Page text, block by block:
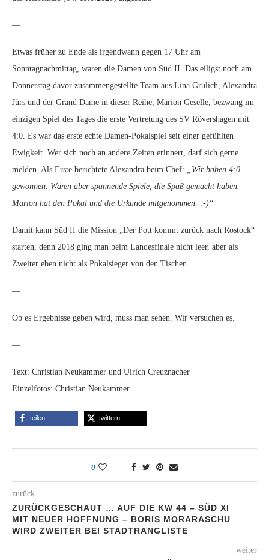
—
Etwas früher zu Ende als irgendwann gegen 17 Uhr am
Sonntagnachmittag, waren die Damen von Süd II. Das eiligst noch am
Donnerstag davor zusammengestellte Team aus Lina Grulich, Alexandra
Jürs und der Grand Dame in dieser Reihe, Marion Geselle, bezwang im
einzigen Spiel des Tages die erste Vertretung des SV Rövershagen mit
4:0. Es war das erste echte Damen-Pokalspiel seit einer gefühlten
Ewigkeit. Wer sich noch an andere Zeiten erinnert, darf sich gerne
melden. Als Erste berichtete Alexandra beim Chef: „Wir haben 4:0
gewonnen. Waren aber spannende Spiele, die Spaß gemacht haben.
Marion hat den Pokal und die Urkunde mitgenommen. :-)“
Damit kann Süd II die Mission „Der Pott kommt zurück nach Rostock“
starten, denn 2018 ging man beim Landesfinale nicht leer, aber als
Zweiter eben nicht als Pokalsieger von den Tischen.
—
Ob es Ergebnisse geben wird, muss man sehen. Wir versuchen es.
—
Text: Christian Neukammer und Ulrich Creuznacher
Einzelfotos: Christian Neukammer
teilen twittern
0
zurück
ZURÜCKGESCHAUT … AUF DIE KW 44 – SÜD XI
MIT NEUER HOFFNUNG – BORIS MORARASCHU
WIRD ZWEITER BEI STADTRANGLISTE
weiter